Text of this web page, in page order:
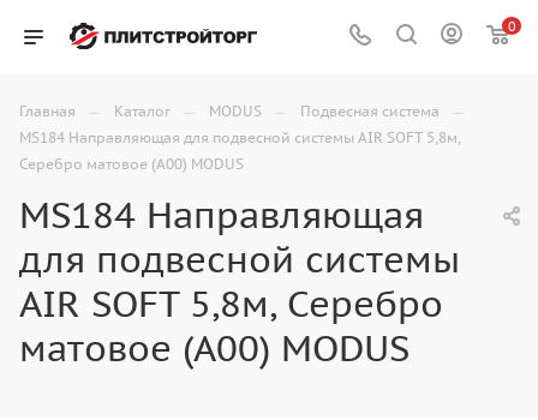
0
Главная — Каталог — MODUS — Подвесная система —
MS184 Направляющая для подвесной системы AIR SOFT 5,8м,
Серебро матовое (А00) MODUS
MS184 Направляющая
для подвесной системы
AIR SOFT 5,8м, Серебро
матовое (А00) MODUS